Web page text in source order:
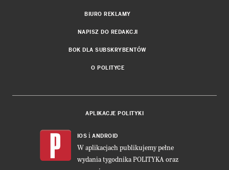
BIURO REKLAMY
NAPISZ DO REDAKCJI
BOK DLA SUBSKRYBENTÓW
O POLITYCE
APLIKACJE POLITYKI
IOS i ANDROID
W aplikacjach publikujemy pełne
wydania tygodnika POLITYKA oraz